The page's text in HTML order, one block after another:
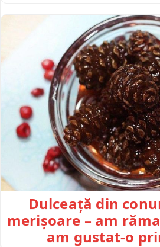
Dulceață din
merișoare – am
am gustat-o